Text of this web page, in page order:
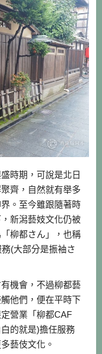
時期，可說是北日
齊，自然就有舉多
。至今雖跟隨著時
新潟藝妓文化仍被
柳都さん」，也稱
(大部分是振袖さ
機會，不過柳都藝
他們，便在平時下
營業「柳都CAF
的就是)擔任服務
藝伎文化。